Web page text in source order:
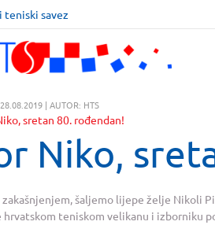
teniski savez
| AUTOR: HTS
Niko,
zakašnjenjem, šaljemo lijepe želje Nikoli
hrvatskom teniskom velikanu i izborniku